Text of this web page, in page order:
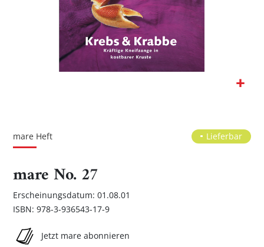
Bildgalerie
mare Heft Lieferbar
mare No. 27
Erscheinungsdatum: 01.08.01
ISBN: 978-3-936543-17-9
Jetzt mare abonnieren